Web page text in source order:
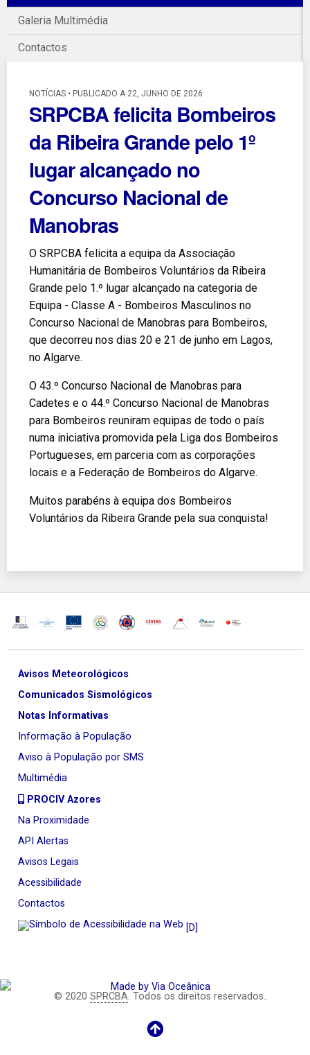
Galeria Multimédia
Contactos
NOTÍCIAS • PUBLICADO A 22, JUNHO DE 2026
SRPCBA felicita Bombeiros
da Ribeira Grande pelo 1º
lugar alcançado no
Concurso Nacional de
Manobras
O SRPCBA felicita a equipa da Associação
Humanitária de Bombeiros Voluntários da Ribeira
Grande pelo 1.º lugar alcançado na categoria de
Equipa - Classe A - Bombeiros Masculinos no
Concurso Nacional de Manobras para Bombeiros,
que decorreu nos dias 20 e 21 de junho em Lagos,
no Algarve.
O 43.º Concurso Nacional de Manobras para
Cadetes e o 44.º Concurso Nacional de Manobras
para Bombeiros reuniram equipas de todo o país
numa iniciativa promovida pela Liga dos Bombeiros
Portugueses, em parceria com as corporações
locais e a Federação de Bombeiros do Algarve.
Muitos parabéns à equipa dos Bombeiros
Voluntários da Ribeira Grande pela sua conquista!
Avisos Meteorológicos
Comunicados Sismológicos
Notas Informativas
Informação à População
Aviso à População por SMS
Multimédia
PROCIV Azores
Na Proximidade
API Alertas
Avisos Legais
Acessibilidade
Contactos
[D]
© 2020 SPRCBA. Todos os direitos reservados..